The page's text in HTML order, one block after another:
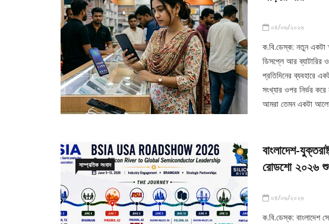
০৪/০৬/২০২৬
ক.বি.ডেস্ক: নতুন একটা
ডিসপ্লে আর
প্রতিদিনের ব্যবহারে
সংখ্যার ওপর নির্ভর
আমরা তেমন একটা
সাম্প্রতিক সংবাদ
বাংলাদেশ-
রোডশো ২০২৬
০৪/০৬/২০২৬
ক.বি.ডেস্ক: বাংলাদেশ